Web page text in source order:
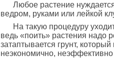
Любое растение
ведром, руками или лейкой
На такую процедуру
ведь «поить» растения надо
затаптывается грунт,
неэкономично, неэффективно